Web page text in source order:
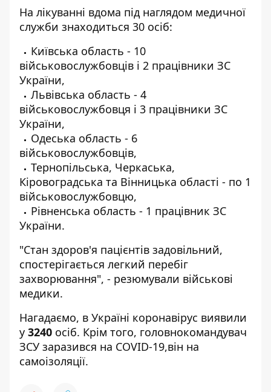
На лікуванні вдома під наглядом медичної
служби знаходиться 30 осіб:
Київська область - 10
військовослужбовців і 2 працівники ЗС
України,
Львівська область - 4
військовослужбовця і 3 працівники ЗС
України,
Одеська область - 6
військовослужбовців,
Тернопільська, Черкаська,
Кіровоградська та Вінницька області - по 1
військовослужбовцю,
Рівненська область - 1 працівник ЗС
України.
"Стан здоров'я пацієнтів задовільний,
спостерігається легкий перебіг
захворювання", - резюмували військові
медики.
Нагадаємо, в Україні коронавірус виявили
у 3240 осіб. Крім того, головнокомандувач
ЗСУ заразився на COVID-19,він на
самоізоляції.